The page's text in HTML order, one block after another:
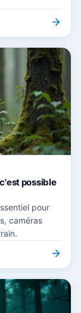
possible
pour
caméras